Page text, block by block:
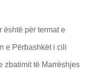
është për termat e
e Përbashkët i cili
zbatimit të Marrëshjes